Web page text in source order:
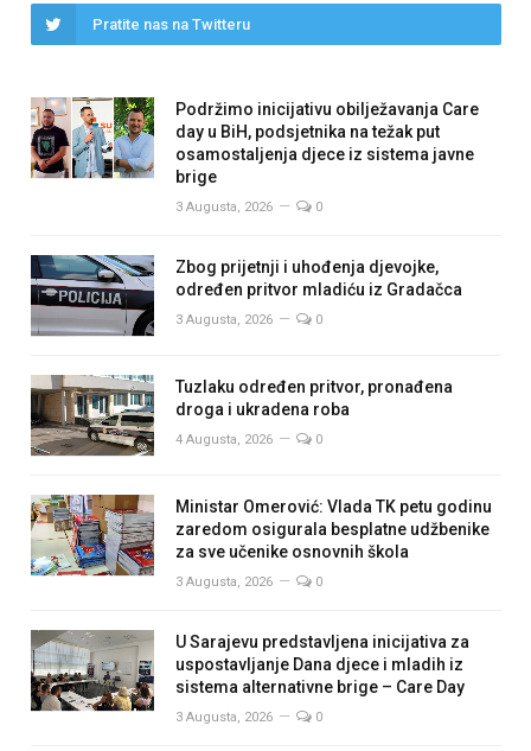
Pratite nas na Twitteru
Podržimo inicijativu obilježavanja Care
day u BiH, podsjetnika na težak put
osamostaljenja djece iz sistema javne
brige
3 Augusta, 2026 0
Zbog prijetnji i uhođenja djevojke,
određen pritvor mladiću iz Gradačca
3 Augusta, 2026 0
Tuzlaku određen pritvor, pronađena
droga i ukradena roba
4 Augusta, 2026 0
Ministar Omerović: Vlada TK petu godinu
zaredom osigurala besplatne udžbenike
za sve učenike osnovnih škola
3 Augusta, 2026 0
U Sarajevu predstavljena inicijativa za
uspostavljanje Dana djece i mladih iz
sistema alternativne brige – Care Day
3 Augusta, 2026 0